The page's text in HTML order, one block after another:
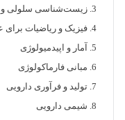
3. زیست‌شناسی سلولی و مولکولی
4. فیزیک و ریاضیات برای علوم پزشکی
5. آمار و اپیدمیولوژی
6. مبانی فارماکولوژی
7. تولید و فرآوری دارویی
8. شیمی دارویی